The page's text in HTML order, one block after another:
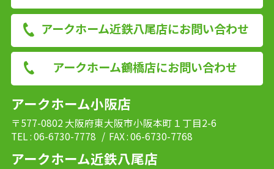
アークホーム近鉄八尾店にお問い合わせ
アークホーム鶴橋店にお問い合わせ
アークホーム小阪店
〒577-0802 大阪府東大阪市小阪本町１丁目2-6
TEL : 06-6730-7778 / FAX : 06-6730-7768
アークホーム近鉄八尾店